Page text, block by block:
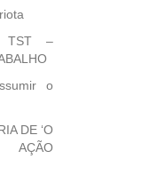
TST –
o
DE ‘O
AÇÃO